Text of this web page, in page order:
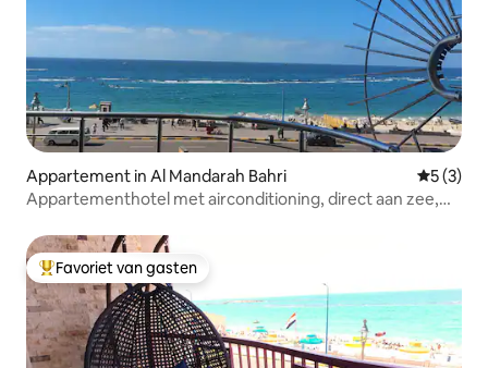
Appartement in Al Mandarah Bahri
5 (3)
Appartementhotel met airconditioning, direct aan zee,
Topfavoriet van gasten
Favoriet van gasten